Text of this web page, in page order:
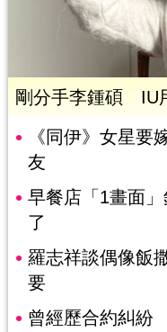
剛分手李鍾碩 IU
《同伊》女星
友
早餐店「1畫面
了
羅志祥談偶像飯
要
曾經歷合約糾紛